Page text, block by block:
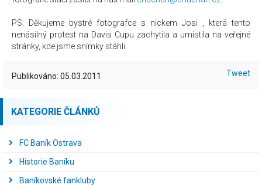
PS: Děkujeme bystré fotografce s nickem Josi , která tento
nenásilný protest na Davis Cupu zachytila a umístila na veřejné
stránky, kde jsme snímky stáhli.
Publikováno: 05.03.2011 Tweet
KATEGORIE ČLÁNKŮ
FC Baník Ostrava
Historie Baníku
Baníkovské fankluby